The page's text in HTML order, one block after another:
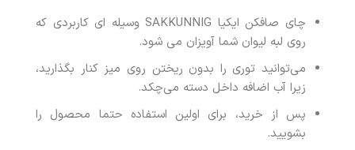
چای صافکن ایکیا SAKKUNNIG وسیله ای کاربردی که
روی لبه لیوان شما آویزان می شود.
می‌توانید توری را بدون ریختن روی میز کنار بگذارید،
زیرا آب اضافه داخل دسته می‌چکد.
پس از خرید، برای اولین استفاده حتما محصول را
بشویید.